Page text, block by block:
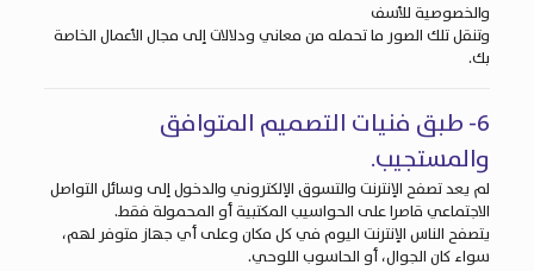
والخصوصية للأسف
وتنقل تلك الصور ما تحمله من معاني ودلالات إلى مجال الأعمال الخاصة
بك.
6- طبق فنيات التصميم المتوافق
والمستجيب.
لم يعد تصفح الإنترنت والتسوق الإلكترونيوالدخول إلى وسائل التواصل
الاجتماعي قاصرا على الحواسيب المكتبية أو المحمولة فقط.
يتصفح الناس الإنترنت اليوم في كل مكان وعلى أي جهاز متوفر لهم،
سواء كان الجوال، أو الحاسوب اللوحي.